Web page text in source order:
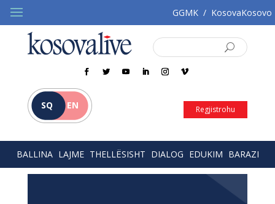
GGMK / KosovaKosovo
SQ EN Regjistrohu
BALLINA LAJME THELLËSISHT DIALOG EDUKIM BARAZI